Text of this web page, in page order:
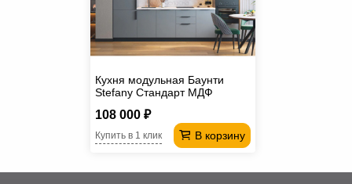
Кухня модульная Баунти
Stefany Стандарт МДФ
108 000 ₽
В корзину
Купить в 1 клик